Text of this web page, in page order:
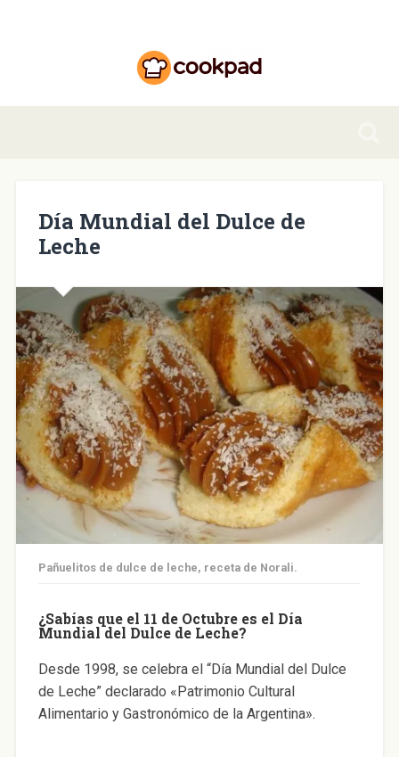
Día Mundial del Dulce de
Leche
Pañuelitos de dulce de leche, receta de Norali.
¿Sabías que el 11 de Octubre es el Día
Mundial del Dulce de Leche?
Desde 1998, se celebra el “Día Mundial del Dulce
de Leche” declarado «Patrimonio Cultural
Alimentario y Gastronómico de la Argentina».